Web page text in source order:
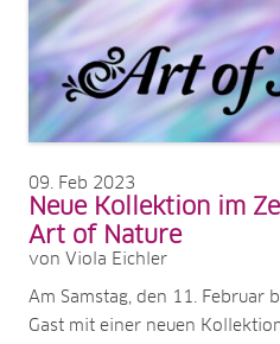
09 Feb 2023
Neue Kollektion im
Art of Nature
von Viola Eichler
Am Samstag, den 11. Februar
Gast mit einer neuen